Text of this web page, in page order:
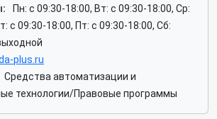
Пн: c 09:30-18:00, Вт: c 09:30-18:00, Ср:
c 09:30-18:00, Пт: c 09:30-18:00, Сб:
plus.ru
Средства автоматизации и
технологии/Правовые программы